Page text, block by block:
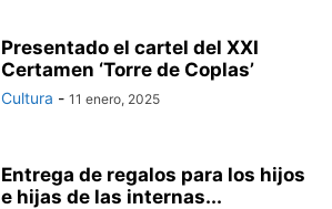
Presentado el cartel del XXI
Certamen ‘Torre de Coplas’
Cultura - 11 enero, 2025
Entrega de regalos para los hijos
e hijas de las internas...